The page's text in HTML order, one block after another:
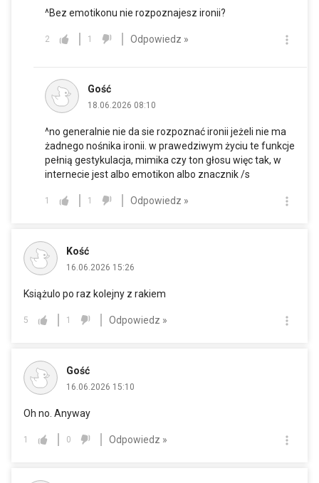
^Bez emotikonu nie rozpoznajesz ironii?
2 1 Odpowiedz »
Gość
18.06.2026 08:10
^no generalnie nie da sie rozpoznać ironii jeżeli nie ma
żadnego nośnika ironii. w prawedziwym życiu te funkcje
pełnią gestykulacja, mimika czy ton głosu więc tak, w
internecie jest albo emotikon albo znacznik /s
1 1 Odpowiedz »
Kość
16.06.2026 15:26
Książulo po raz kolejny z rakiem
5 1 Odpowiedz »
Gość
16.06.2026 15:10
Oh no. Anyway
1 0 Odpowiedz »